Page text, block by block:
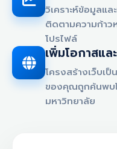
วิเคราะห์ข้อมูลแ
ติดตามความก้าว
โปรไฟล์
เพิ่มโอกาสแล
โครงสร้างเว็บเ
ของคุณถูกค้นพบ
มหาวิทยาลัย